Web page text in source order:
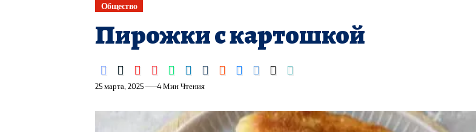
Общество
Пирожки с картошкой
25 марта, 2025 4 Мин Чтения